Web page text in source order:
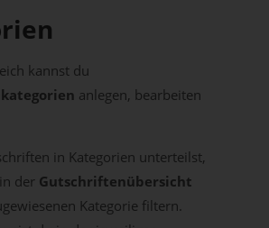
kannst du
anlegen, bearbeiten
in Kategorien unterteilst,
der Gutschriftenübersicht
Kategorie filtern.